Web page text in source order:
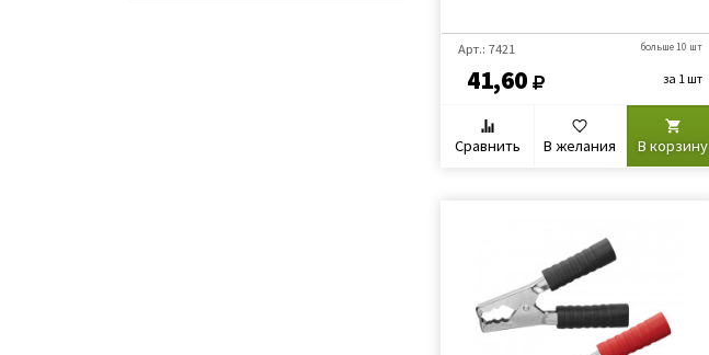
Арт.: 7421
41,60
больше 10 шт
за 1 шт
Сравнить В желания В корзину